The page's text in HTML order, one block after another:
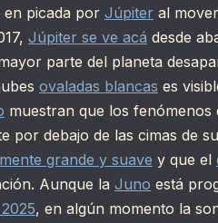
en picada por Júpiter al
Júpiter se ve acá desde
parte del planeta
ovaladas blancas es
muestran que los
por debajo de las cimas de
grande y suave y que el
Aunque la Juno está
, en algún momento la